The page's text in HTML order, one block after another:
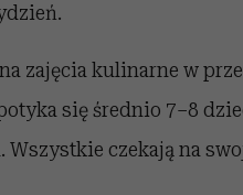
zajęcia kulinarne w
się średnio 7–8
Wszystkie czekają na